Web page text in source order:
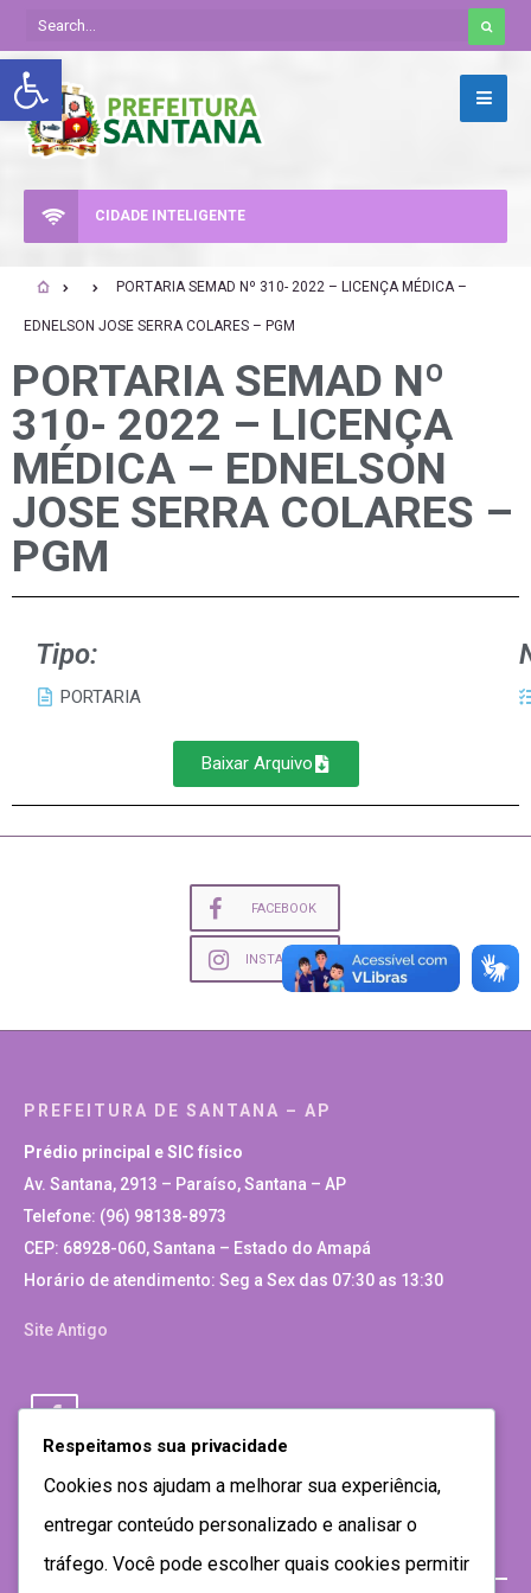
Abrir a barra de ferramentas
CIDADE INTELIGENTE
PORTARIA SEMAD Nº 310- 2022 – LICENÇA MÉDICA –
EDNELSON JOSE SERRA COLARES – PGM
PORTARIA SEMAD Nº
310- 2022 – LICENÇA
MÉDICA – EDNELSON
JOSE SERRA COLARES –
PGM
Tipo:
PORTARIA
Baixar Arquivo
FACEBOOK
INSTAGRAM
PREFEITURA DE SANTANA – AP
Prédio principal e SIC físico
Av. Santana, 2913 – Paraíso, Santana – AP
Telefone: (96) 98138-8973
CEP: 68928-060, Santana – Estado do Amapá
Horário de atendimento: Seg a Sex das 07:30 as 13:30
Site Antigo
Respeitamos sua privacidade
Cookies nos ajudam a melhorar sua experiência,
entregar conteúdo personalizado e analisar o
tráfego. Você pode escolher quais cookies permitir